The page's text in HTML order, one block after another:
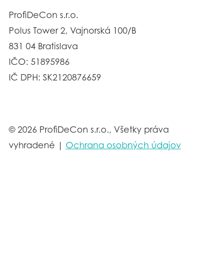
ProfiDeCon s.r.o.
Polus Tower 2, Vajnorská 100/B
831 04 Bratislava
IČO: 51895986
IČ DPH: SK2120876659
© 2026 ProfiDeCon s.r.o., Všetky práva
vyhradené | Ochrana osobných údajov